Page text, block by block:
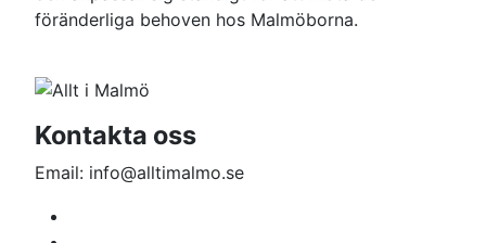
föränderliga behoven hos Malmöborna.
Kontakta oss
Email: info@alltimalmo.se